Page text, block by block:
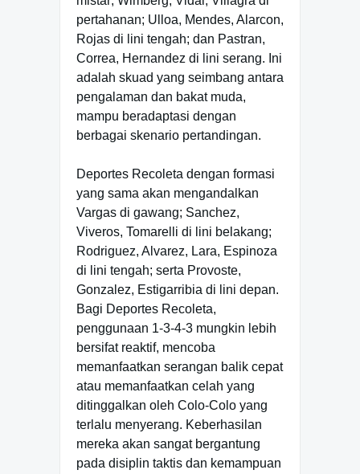
pertahanan; Ulloa, Mendes, Alarcon,
Rojas di lini tengah; dan Pastran,
Correa, Hernandez di lini serang. Ini
adalah skuad yang seimbang antara
pengalaman dan bakat muda,
mampu beradaptasi dengan
berbagai skenario pertandingan.
Deportes Recoleta dengan formasi
yang sama akan mengandalkan
Vargas di gawang; Sanchez,
Viveros, Tomarelli di lini belakang;
Rodriguez, Alvarez, Lara, Espinoza
di lini tengah; serta Provoste,
Gonzalez, Estigarribia di lini depan.
Bagi Deportes Recoleta,
penggunaan 1-3-4-3 mungkin lebih
bersifat reaktif, mencoba
memanfaatkan serangan balik cepat
atau memanfaatkan celah yang
ditinggalkan oleh Colo-Colo yang
terlalu menyerang. Keberhasilan
mereka akan sangat bergantung
pada disiplin taktis dan kemampuan